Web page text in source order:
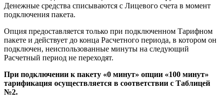
Денежные средства списываются с Лицевого счета в момент
подключения пакета.
Опция предоставляется только при подключенном Тарифном
пакете и действует до конца Расчетного периода, в котором он
подключен, неиспользованные минуты на следующий
Расчетный период не переходят.
При подключении к пакету «0 минут» опции «100 минут»
тарификация осуществляется в соответствии с Таблицей
№2.